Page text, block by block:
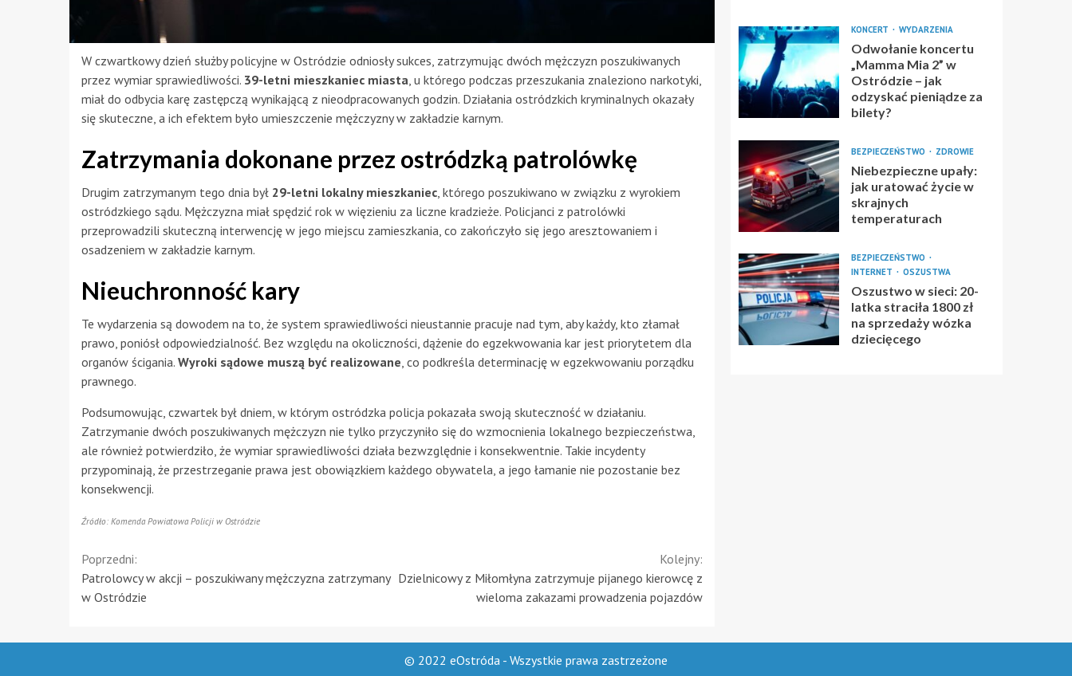
W czwartkowy dzień służby policyjne w Ostródzie odniosły sukces, zatrzymując dwóch mężczyzn poszukiwanych
przez wymiar sprawiedliwości. 39-letni mieszkaniec miasta, u którego podczas przeszukania znaleziono narkotyki,
miał do odbycia karę zastępczą wynikającą z nieodpracowanych godzin. Działania ostródzkich kryminalnych okazały
się skuteczne, a ich efektem było umieszczenie mężczyzny w zakładzie karnym.
Zatrzymania dokonane przez ostródzką patrolówkę
Drugim zatrzymanym tego dnia był 29-letni lokalny mieszkaniec, którego poszukiwano w związku z wyrokiem
ostródzkiego sądu. Mężczyzna miał spędzić rok w więzieniu za liczne kradzieże. Policjanci z patrolówki
przeprowadzili skuteczną interwencję w jego miejscu zamieszkania, co zakończyło się jego aresztowaniem i
osadzeniem w zakładzie karnym.
Nieuchronność kary
Te wydarzenia są dowodem na to, że system sprawiedliwości nieustannie pracuje nad tym, aby każdy, kto złamał
prawo, poniósł odpowiedzialność. Bez względu na okoliczności, dążenie do egzekwowania kar jest priorytetem dla
organów ścigania. Wyroki sądowe muszą być realizowane, co podkreśla determinację w egzekwowaniu porządku
prawnego.
Podsumowując, czwartek był dniem, w którym ostródzka policja pokazała swoją skuteczność w działaniu.
Zatrzymanie dwóch poszukiwanych mężczyzn nie tylko przyczyniło się do wzmocnienia lokalnego bezpieczeństwa,
ale również potwierdziło, że wymiar sprawiedliwości działa bezwzględnie i konsekwentnie. Takie incydenty
przypominają, że przestrzeganie prawa jest obowiązkiem każdego obywatela, a jego łamanie nie pozostanie bez
konsekwencji.
Źródło: Komenda Powiatowa Policji w Ostródzie
Continue
Reading
Poprzedni:
Patrolowcy w akcji – poszukiwany mężczyzna zatrzymany
w Ostródzie
Kolejny:
Dzielnicowy z Miłomłyna zatrzymuje pijanego kierowcę z
wieloma zakazami prowadzenia pojazdów
KONCERT WYDARZENIA
Odwołanie koncertu
„Mamma Mia 2” w
Ostródzie – jak
odzyskać pieniądze za
bilety?
BEZPIECZEŃSTWO ZDROWIE
Niebezpieczne upały:
jak uratować życie w
skrajnych
temperaturach
BEZPIECZEŃSTWO
INTERNET
OSZUSTWA
Oszustwo w sieci: 20-
latka straciła 1800 zł
na sprzedaży wózka
dziecięcego
© 2022 eOstróda - Wszystkie prawa zastrzeżone